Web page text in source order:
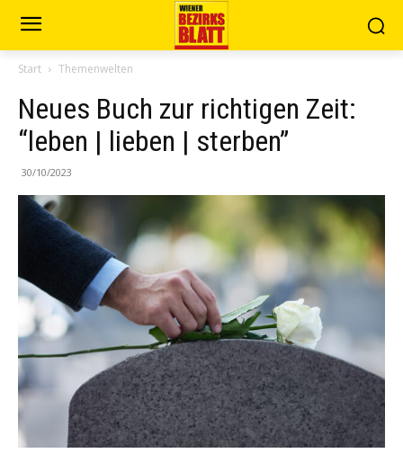
Start Themenwelten
Neues Buch zur richtigen Zeit:
“leben | lieben | sterben”
30/10/2023